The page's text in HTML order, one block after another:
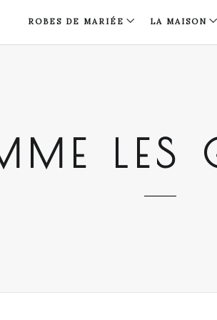
ROBES DE MARIÉE LA MAISON
LES